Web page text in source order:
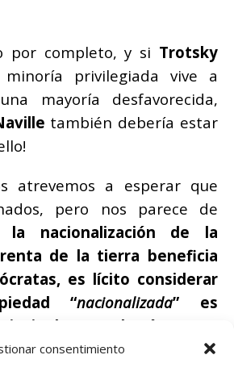
consentimiento
por completo, y si Trotsky
privilegiada vive a
mayoría desfavorecida,
también debería estar
atrevemos a esperar que
pero nos parece de
la nacionalización de la
de la tierra beneficia
es lícito considerar
“nacionalizada” es
de estos burócratas y
al conjunto de la